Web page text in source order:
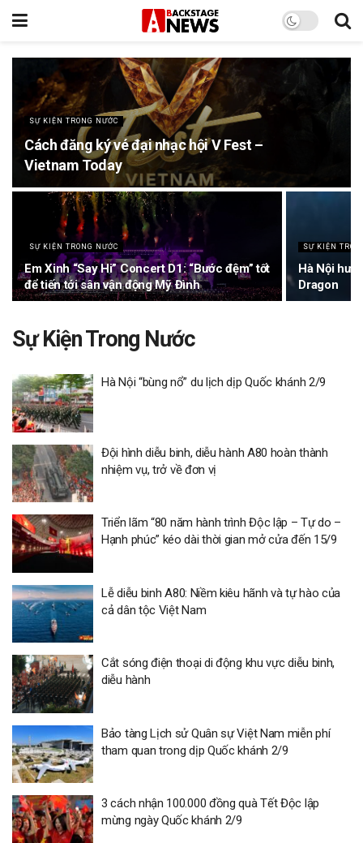
SỰ KIỆN TRONG NƯỚC
Cách đăng ký vé đại nhạc hội V Fest –
Vietnam Today
SỰ KIỆN TRONG NƯỚC
Em Xinh “Say Hi” Concert D1: “Bước đệm” tốt
để tiến tới sân vận động Mỹ Đình
SỰ KIỆN
Hà Nội
Dragon
Sự Kiện Trong Nước
Hà Nội “bùng nổ” du lịch dịp Quốc khánh 2/9
Đội hình diễu binh, diễu hành A80 hoàn thành
nhiệm vụ, trở về đơn vị
Triển lãm “80 năm hành trình Độc lập – Tự do –
Hạnh phúc” kéo dài thời gian mở cửa đến 15/9
Lễ diễu binh A80: Niềm kiêu hãnh và tự hào của
cả dân tộc Việt Nam
Cắt sóng điện thoại di động khu vực diễu binh,
diễu hành
Bảo tàng Lịch sử Quân sự Việt Nam miễn phí
tham quan trong dịp Quốc khánh 2/9
3 cách nhận 100.000 đồng quà Tết Độc lập
mừng ngày Quốc khánh 2/9